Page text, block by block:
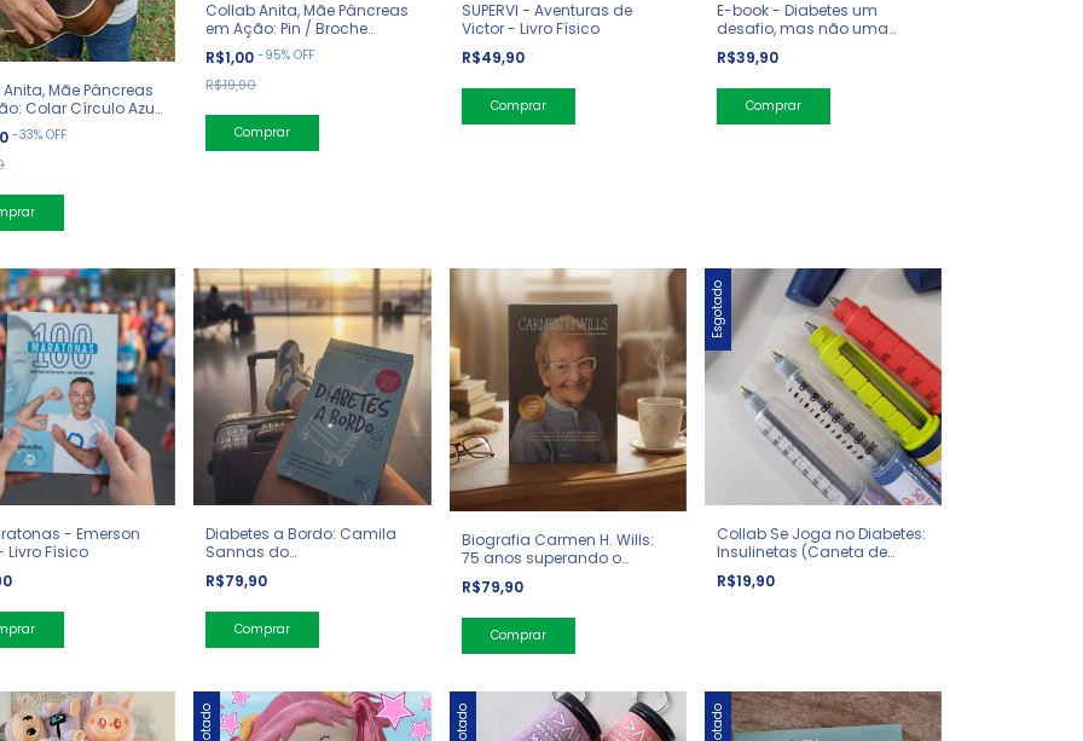
Mãe Pâncreas
Colar Círculo Azul
-33% OFF
Collab Anita, Mãe Pâncreas
em Ação: Pin / Broche
Círculo Mundial do Diabetes
R$1,00-95%OFF
R$19,90
SUPERVI - Aventuras de
Victor - Livro Físico
R$49,90
E-book - Diabetes um
desafio, mas não uma
limitação - Dra. Deise
Santiago
R$39,90
- Emerson
Livro Físico
Diabetes a Bordo: Camila
Sannas do
@InsulinanaMala - Livro
Físico
R$79,90
Biografia Carmen H. Wills:
75 anos superando o
diabetes tipo 1 - Livro Físico
R$79,90
Esgotado
Collab Se Joga no Diabetes:
Insulinetas (Caneta de
Insulina para Escrever)
R$19,90